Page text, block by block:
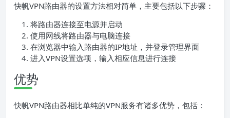
快帆VPN路由器的设置方法相对简单，主要包括以下步骤：
将路由器连接至电源并启动
使用网线将路由器与电脑连接
在浏览器中输入路由器的IP地址，并登录管理界面
进入VPN设置选项，输入相应信息进行连接
优势
快帆VPN路由器相比单纯的VPN服务有诸多优势，包括：